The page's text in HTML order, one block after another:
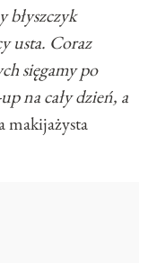
błyszczyk
usta. Coraz
sięgamy po
na cały dzień, a
makijażysta